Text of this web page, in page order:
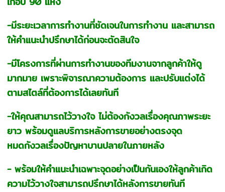
-มีระยะเวลาการทำงานที่ชัดเจนในการทำงาน และสามารถ
ให้คำแนะนำปรึกษาได้ก่อนจะตัดสินใจ
-มีโครงการที่ผ่านการทำงานของทีมงานจากลูกค้าให้ดู
มากมาย เพราะพิจารณาความต้องการ และปรับแต่งได้
ตามสไตล์ที่ต้องการได้เลยทันที
-ให้คุณสามารถไว้วางใจ ไม่ต้องกังวลเรื่องคุณภาพระยะ
ยาว พร้อมดูแลบริการหลังการขายอย่างตรงจุด
หมดกังวลเรื่องปัญหาบานปลายในภายหลัง
- พร้อมให้คำแนะนำเฉพาะจุดอย่างเป็นกันเองให้ลูกค้าเกิด
ความไว้วางใจสามารถปรึกษาได้หลังการขายทันที